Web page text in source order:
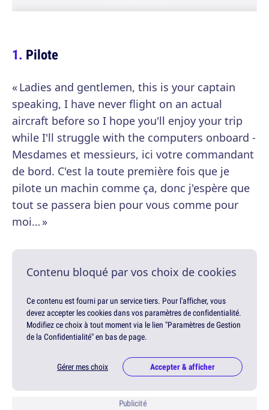
Pilote
« Ladies and gentlemen, this is your captain
speaking, I have never flight on an actual
aircraft before so I hope you'll enjoy your trip
while I'll struggle with the computers onboard -
Mesdames et messieurs, ici votre commandant
de bord. C'est la toute première fois que je
pilote un machin comme ça, donc j'espère que
tout se passera bien pour vous comme pour
moi… »
Contenu bloqué par vos choix de cookies
Ce contenu est fourni par un service tiers. Pour l'afficher, vous
devez accepter les cookies dans vos paramètres de confidentialité.
Modifiez ce choix à tout moment via le lien "Paramètres de Gestion
de la Confidentialité" en bas de page.
Gérer mes choix Accepter & afficher
Publicité